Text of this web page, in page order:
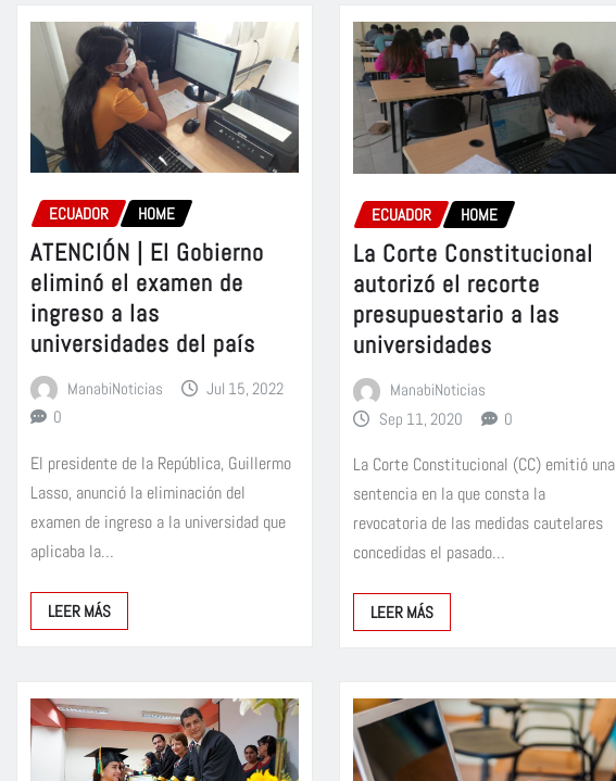
ECUADOR HOME
ATENCIÓN | El Gobierno
eliminó el examen de
ingreso a las
universidades del país
ManabiNoticias
Jul 15, 2022
0
El presidente de la República, Guillermo
Lasso, anunció la eliminación del
examen de ingreso a la universidad que
aplicaba la…
LEER MÁS
ECUADOR HOME
La Corte Constitucional
autorizó el recorte
presupuestario a las
universidades
ManabiNoticias
Sep 11, 2020
0
La Corte Constitucional (CC) emitió una
sentencia en la que consta la
revocatoria de las medidas cautelares
concedidas el pasado…
LEER MÁS